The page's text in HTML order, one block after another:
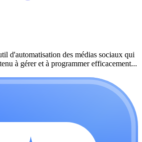
d'automatisation des médias sociaux qui
à gérer et à programmer efficacement...